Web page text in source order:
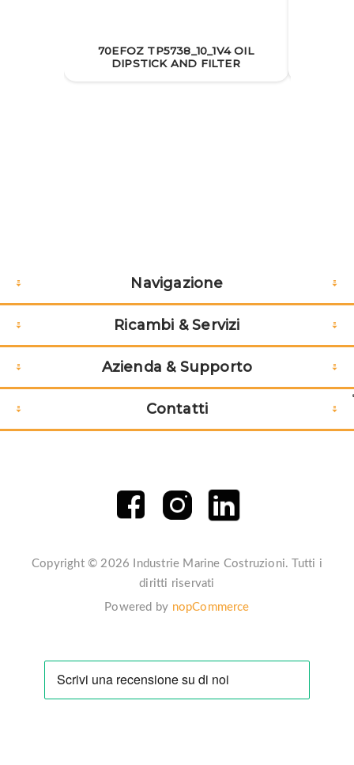
70EFOZ TP5738_10_1V4 OIL
DIPSTICK AND FILTER
Navigazione
Ricambi & Servizi
Azienda & Supporto
Contatti
Copyright © 2026 Industrie Marine Costruzioni. Tutti i
diritti riservati
Powered by nopCommerce